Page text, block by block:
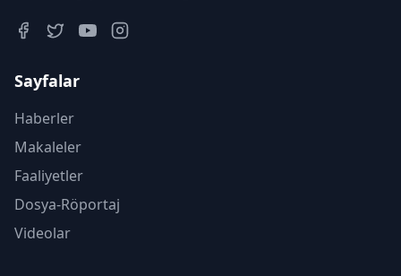
Sayfalar
Haberler
Makaleler
Faaliyetler
Dosya-Röportaj
Videolar